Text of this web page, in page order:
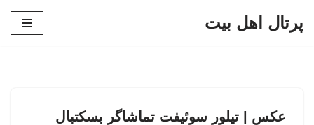
پرتال اهل بیت
عکس | تیلور سوئیفت تماشاگر بسکتبال